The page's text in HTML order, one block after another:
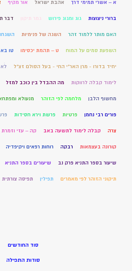
א – אשרי תמימי דרך אהבת ישראל אור מקיף
ברורי ניצוצות גוג ומגוג פירוש גמר תיקון דבר
האם מותר ללמוד זהר השגה של פנימיות
השפעת סמים על המוח ט – תהמת יכסימו טו
יחיד בדורו - מרן האר"י החי - בעל הסולם זצ"ל לֹא
לימוד קבלה לרווקות מה ההבדל בין כוכב למזל
מחשוף הלבן מלחמה לפי הזוהר מנעולא
פורים רבי נחמן פרטיות פרשת וירא חסידות
צרה קבלה לימוד לתשעה באב קה – עזי וזמרת
קורונה בעצמאות רבקה רוחות רפאים ויקיפדיה
שיעור בספר התניא פרק נב שיעורים בספר התניא
תיקוני הזוהר לפי מאמרים תפילין תפיסה צורתית
סוד החודשים
סודות התפילה